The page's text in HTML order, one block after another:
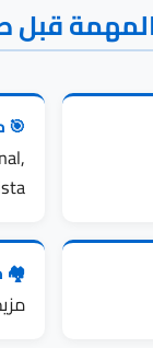
قبل
🎯
🏘️
مزيج